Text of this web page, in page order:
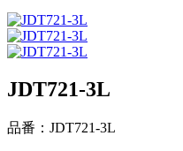
JDT721-3L
品番：JDT721-3L